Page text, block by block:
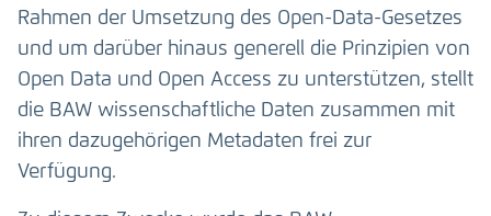
Rahmen der Umsetzung des Open-Data-Gesetzes
und um darüber hinaus generell die Prinzipien von
Open Data und Open Access zu unterstützen, stellt
die BAW wissenschaftliche Daten zusammen mit
ihren dazugehörigen Metadaten frei zur
Verfügung.